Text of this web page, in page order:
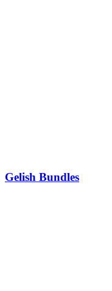
Gelish Bundles